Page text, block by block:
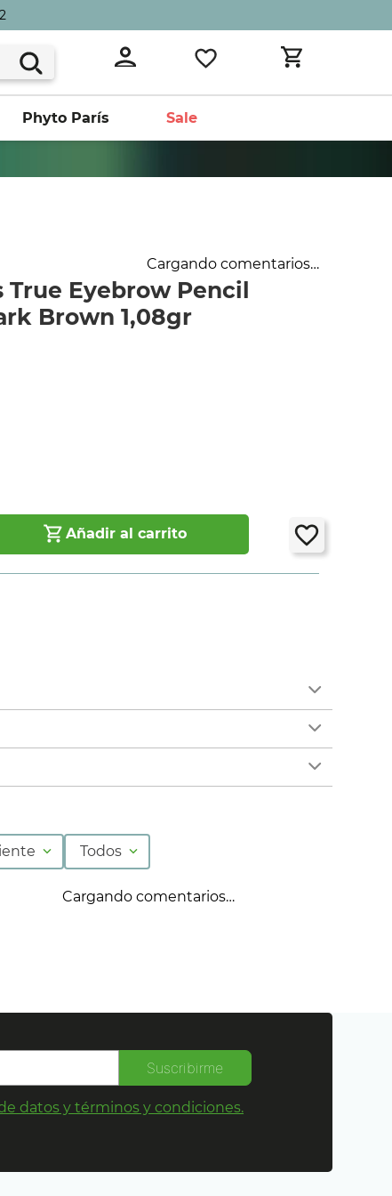
Phyto París Sale
Cargando comentarios…
True Eyebrow Pencil
Brown 1,08gr
Añadir al carrito
Todos
Cargando comentarios…
Suscribirme
datos y términos y condiciones.